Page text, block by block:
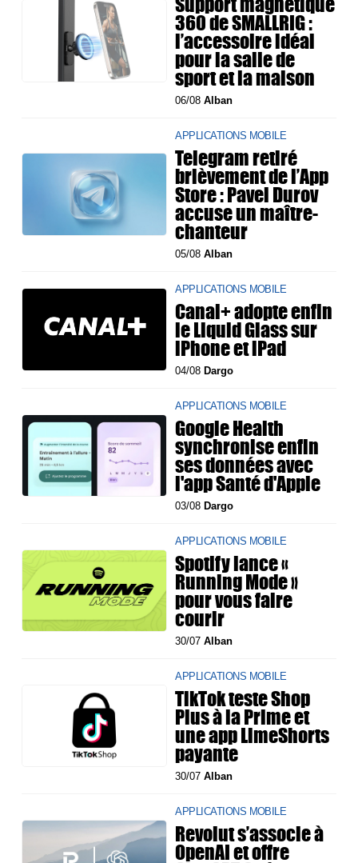
360 de SMALLRIG :
l’accessoire idéal
pour la salle de
sport et la maison
06/08Alban
APPLICATIONS MOBILE
Telegram retiré
brièvement de l’App
Store : Pavel Durov
accuse un maître-
chanteur
05/08Alban
APPLICATIONS MOBILE
Canal+ adopte enfin
le Liquid Glass sur
iPhone et iPad
04/08Dargo
APPLICATIONS MOBILE
Google Health
synchronise enfin
ses données avec
l'app Santé d'Apple
03/08Dargo
APPLICATIONS MOBILE
Spotify lance «
Running Mode »
pour vous faire
courir
30/07Alban
APPLICATIONS MOBILE
TikTok teste Shop
Plus à la Prime et
une app LimeShorts
payante
30/07Alban
APPLICATIONS MOBILE
Revolut s’associe à
OpenAI et offre